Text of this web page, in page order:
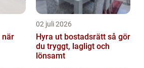
02 juli 2026
Hyra ut bostadsrätt så gör
du tryggt, lagligt och
lönsamt